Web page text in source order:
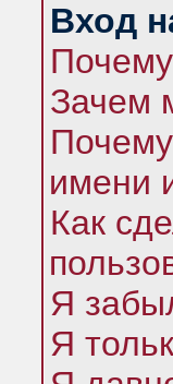
Вход
Зачем
имени
Как
Я
Я